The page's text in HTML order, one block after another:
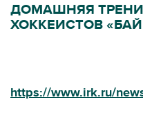
Медиа
ДОМАШНЯЯ
ХОККЕИСТОВ
https://www.irk.ru/